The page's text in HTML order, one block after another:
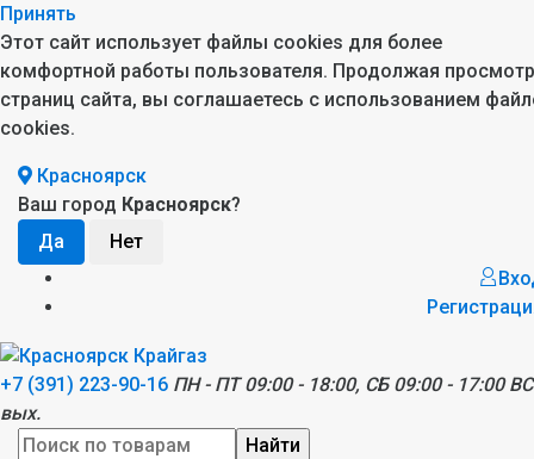
Принять
Этот сайт использует файлы cookies для более
комфортной работы пользователя. Продолжая просмотр
страниц сайта, вы соглашаетесь с использованием
cookies.
Красноярск
Ваш город Красноярск?
+7 (391) 223-90-16 ПН - ПТ 09:00 - 18:00, СБ 09:00 - 17:00
вых.
Найти